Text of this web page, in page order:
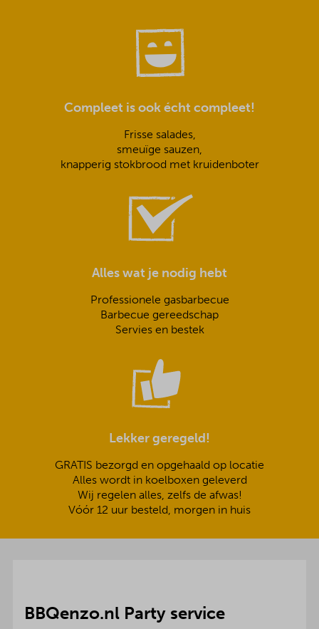
Compleet is ook écht compleet!
Frisse salades,
smeuïge sauzen,
knapperig stokbrood met kruidenboter
Alles wat je nodig hebt
Professionele gasbarbecue
Barbecue gereedschap
Servies en bestek
Lekker geregeld!
GRATIS bezorgd en opgehaald op locatie
Alles wordt in koelboxen geleverd
Wij regelen alles, zelfs de afwas!
Vóór 12 uur besteld, morgen in huis
BBQenzo.nl Party service